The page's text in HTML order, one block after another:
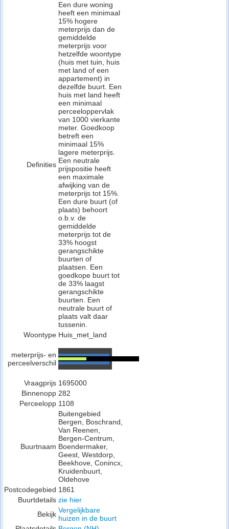
Definities
Een dure woning
heeft een minimaal
15% hogere
meterprijs dan de
gemiddelde
meterprijs voor
hetzelfde woontype
(huis met tuin, huis
met land of een
appartement) in
dezelfde buurt. Een
huis met land heeft
een minimaal
perceeloppervlak
van 1000 vierkante
meter. Goedkoop
betreft een
minimaal 15%
lagere meterprijs.
Een neutrale
prijspositie heeft
een maximale
afwijking van de
meterprijs tot 15%.
Een dure buurt (of
plaats) behoort
o.b.v. de
gemiddelde
meterprijs tot de
33% hoogst
gerangschikte
buurten of
plaatsen. Een
goedkope buurt tot
de 33% laagst
gerangschikte
buurten. Een
neutrale buurt of
plaats valt daar
tussenin.
Woontype Huis_met_land
meterprijs- en
perceelverschil
Vraagprijs 1695000
Binnenopp 282
Perceelopp 1108
Buurtnaam
Buitengebied
Bergen, Boschrand,
Van Reenen,
Bergen-Centrum,
Boendermaker,
Geest, Westdorp,
Beekhove, Conincx,
Kruidenbuurt,
Oldehove
Postcodegebied 1861
Buurtdetails zie hier
Bekijk Vergelijkbare
huizen in de buurt